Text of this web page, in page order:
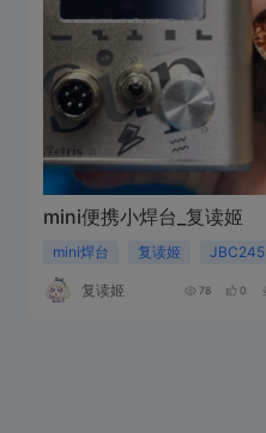
mini便携小焊台_复读姬
mini焊台 复读姬 JBC245
复读姬 78 0